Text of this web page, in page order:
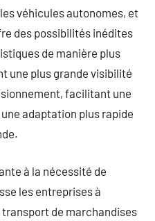
véhicules autonomes, et
des possibilités inédites
de manière plus
une plus grande visibilité
facilitant une
adaptation plus rapide
à la nécessité de
les entreprises à
de marchandises